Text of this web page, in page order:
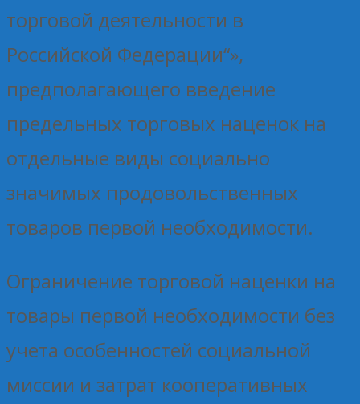
торговой деятельности в
Российской Федерации“»,
предполагающего введение
предельных торговых наценок на
отдельные виды социально
значимых продовольственных
товаров первой необходимости.
Ограничение торговой наценки на
товары первой необходимости без
учета особенностей социальной
миссии и затрат кооперативных